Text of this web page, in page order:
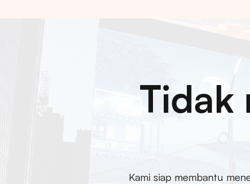
Tidak
Kami siap membantu